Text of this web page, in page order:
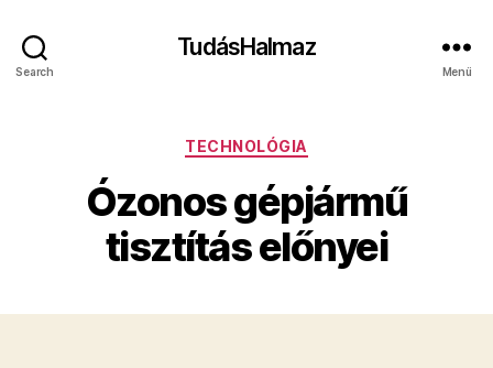
Search
TudásHalmaz
Menü
Kategóriák
TECHNOLÓGIA
Ózonos gépjármű
tisztítás előnyei